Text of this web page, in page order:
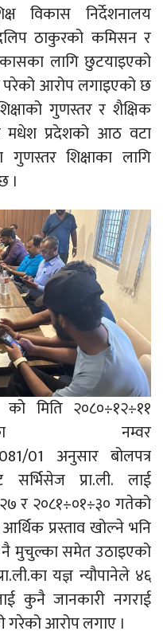
विकास निर्देशनालय
ठाकुरको कमिसन र
लागि छुटयाइएको
परेको आरोप लगाइएको छ
गुणस्तर र शैक्षिक
मधेश प्रदेशको आठ वटा
शिक्षाका लागि
।
मिति २०८०÷१२÷११
नम्वर
01 अनुसार बोलपत्र
प्रा.ली. लाई
र २०८१÷०१÷३० गतेको
प्रस्ताव खोल्ने भनि
नै मुचुल्का समेत उठाइएको
यज्ञ न्यौपानेले ४६
कुनै जानकारी नगराई
गरेको आरोप लगाए ।